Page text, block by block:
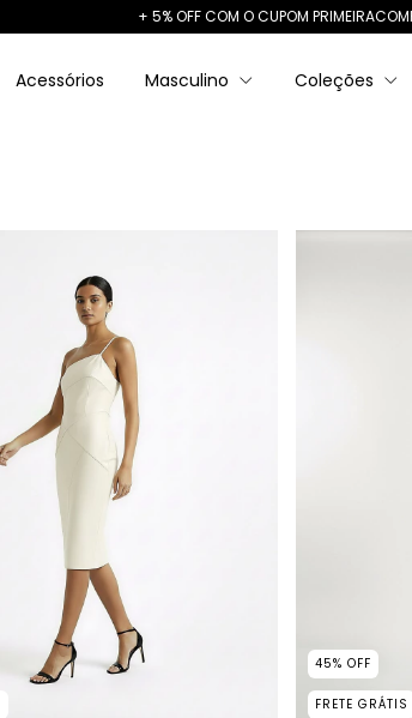
+ 5% OFF COM O CUPOM
Acessórios Masculino Coleções
45% OFF
FRETE GRÁTIS